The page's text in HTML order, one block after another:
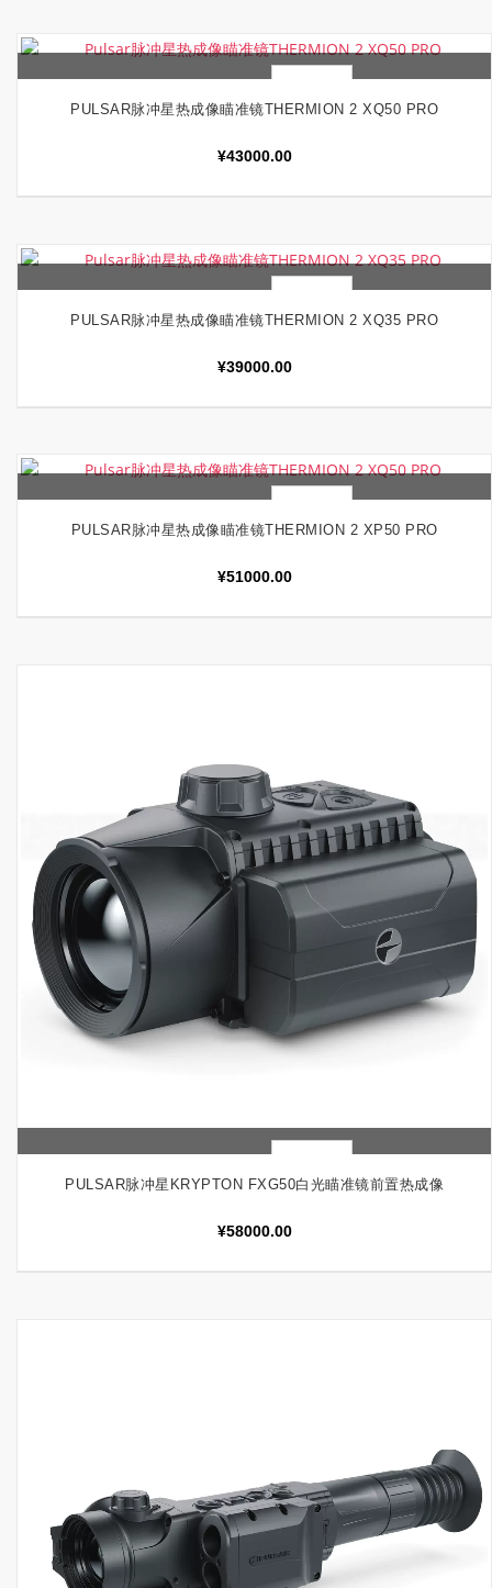
加入购物车 快速查看
PULSAR脉冲星热成像瞄准镜THERMION 2 XQ50 PRO
¥43000.00
加入购物车 快速查看
PULSAR脉冲星热成像瞄准镜THERMION 2 XQ35 PRO
¥39000.00
加入购物车 快速查看
PULSAR脉冲星热成像瞄准镜THERMION 2 XP50 PRO
¥51000.00
加入购物车 快速查看
PULSAR脉冲星KRYPTON FXG50白光瞄准镜前置热成像
¥58000.00